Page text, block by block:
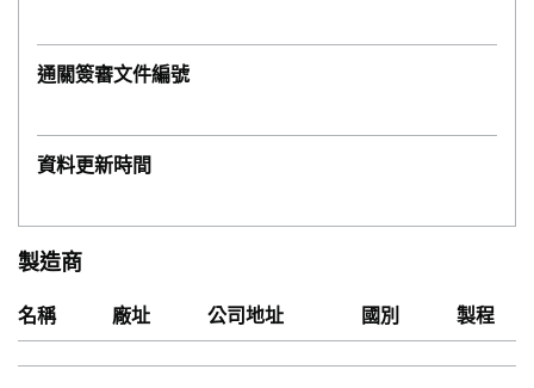
通關簽審文件編號
資料更新時間
製造商
名稱 廠址 公司地址 國別 製程